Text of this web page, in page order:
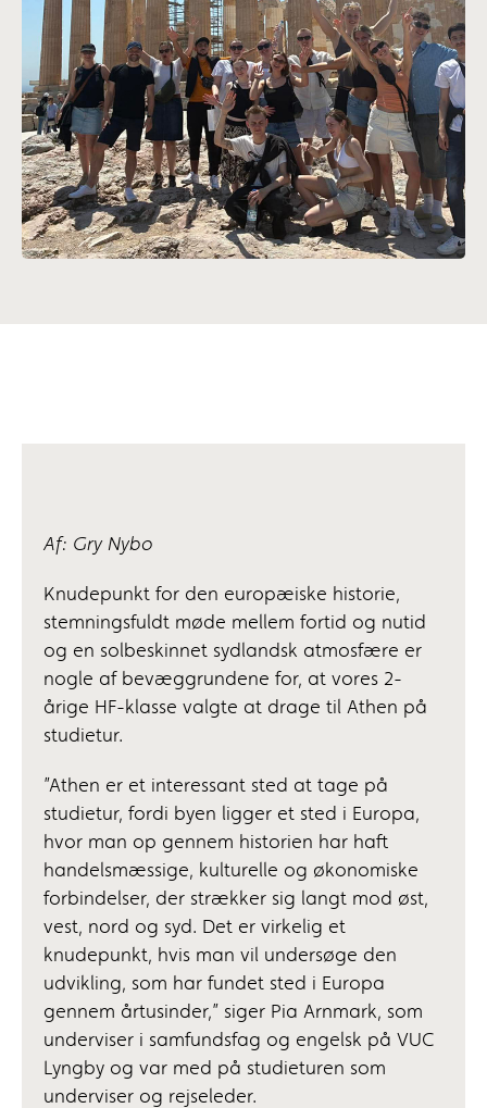
Af: Gry Nybo
Knudepunkt for den europæiske historie,
stemningsfuldt møde mellem fortid og nutid
og en solbeskinnet sydlandsk atmosfære er
nogle af bevæggrundene for, at vores 2-
årige HF-klasse valgte at drage til Athen på
studietur.
”Athen er et interessant sted at tage på
studietur, fordi byen ligger et sted i Europa,
hvor man op gennem historien har haft
handelsmæssige, kulturelle og økonomiske
forbindelser, der strækker sig langt mod øst,
vest, nord og syd. Det er virkelig et
knudepunkt, hvis man vil undersøge den
udvikling, som har fundet sted i Europa
gennem årtusinder,” siger Pia Arnmark, som
underviser i samfundsfag og engelsk på VUC
Lyngby og var med på studieturen som
underviser og rejseleder.